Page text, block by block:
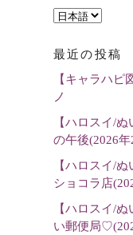
言
を
選
最近の投稿
【キャラハピ
ノ
【ハロスイ/
の午後(2026
【ハロスイ/
ショコラ店
【ハロスイ/
い郵便局